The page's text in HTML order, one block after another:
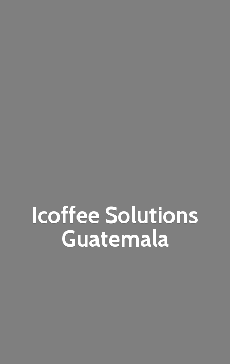
Icoffee Solutions
Guatemala